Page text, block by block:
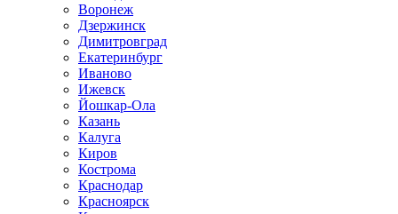
Воронеж
Дзержинск
Димитровград
Екатеринбург
Иваново
Ижевск
Йошкар-Ола
Казань
Калуга
Киров
Кострома
Краснодар
Красноярск